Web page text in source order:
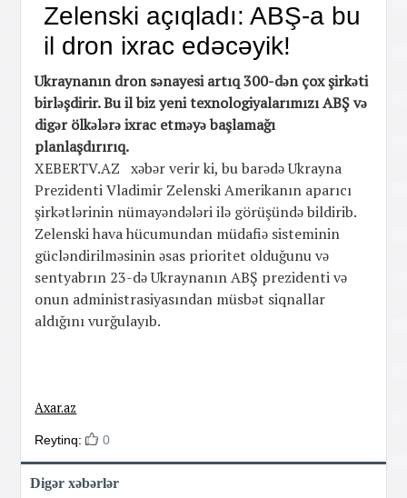
Zelenski açıqladı: ABŞ-a bu
il dron ixrac edəcəyik!
Ukraynanın dron sənayesi artıq 300-dən çox şirkəti
birləşdirir. Bu il biz yeni texnologiyalarımızı ABŞ və
digər ölkələrə ixrac etməyə başlamağı
planlaşdırırıq.
XEBERTV.AZ xəbər verir ki, bu barədə Ukrayna
Prezidenti Vladimir Zelenski Amerikanın aparıcı
şirkətlərinin nümayəndələri ilə görüşündə bildirib.
Zelenski hava hücumundan müdafiə sisteminin
gücləndirilməsinin əsas prioritet olduğunu və
sentyabrın 23-də Ukraynanın ABŞ prezidenti və
onun administrasiyasından müsbət siqnallar
aldığını vurğulayıb.
Axar.az
Reytinq: 0
Digər xəbərlər